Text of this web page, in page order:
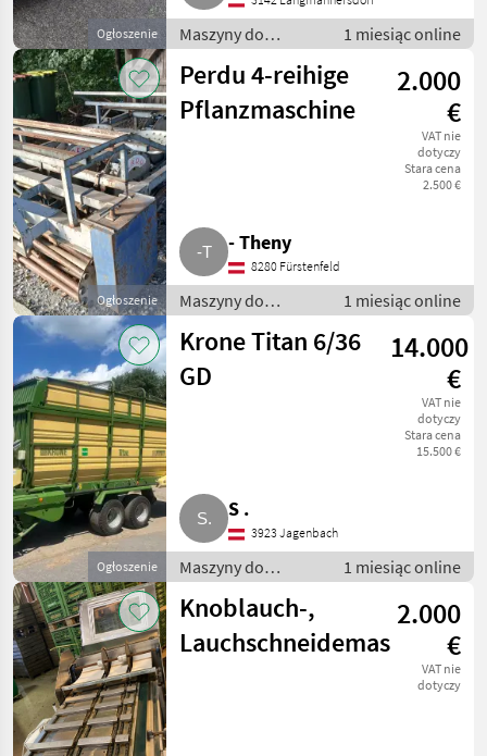
Ogłoszenie
Maszyny do
warzywnictwa /
Inne maszyny do
warzywnictwa
1 miesiąc online
Ogłoszenie
Perdu 4-reihige
Pflanzmaschine
2.000
€
VAT nie
dotyczy
Stara cena
2.500 €
- Theny
8280 Fürstenfeld
Maszyny do
warzywnictwa /
Inne maszyny do
warzywnictwa
1 miesiąc online
Ogłoszenie
Krone Titan 6/36
GD
14.000
€
VAT nie
dotyczy
Stara cena
15.500 €
S .
3923 Jagenbach
Maszyny do
warzywnictwa /
Inne maszyny do
warzywnictwa
1 miesiąc online
Knoblauch-,
Lauchschneidemaschine
2.000
€
VAT nie
dotyczy